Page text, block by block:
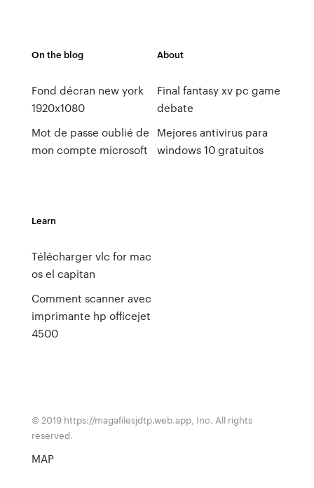
On the blog
Fond décran new york
1920x1080
Mot de passe oublié de
mon compte microsoft
About
Final fantasy xv pc game
debate
Mejores antivirus para
windows 10 gratuitos
Learn
Télécharger vlc for mac
os el capitan
Comment scanner avec
imprimante hp officejet
4500
© 2019 https://magafilesjdtp.web.app, Inc. All rights
reserved.
MAP